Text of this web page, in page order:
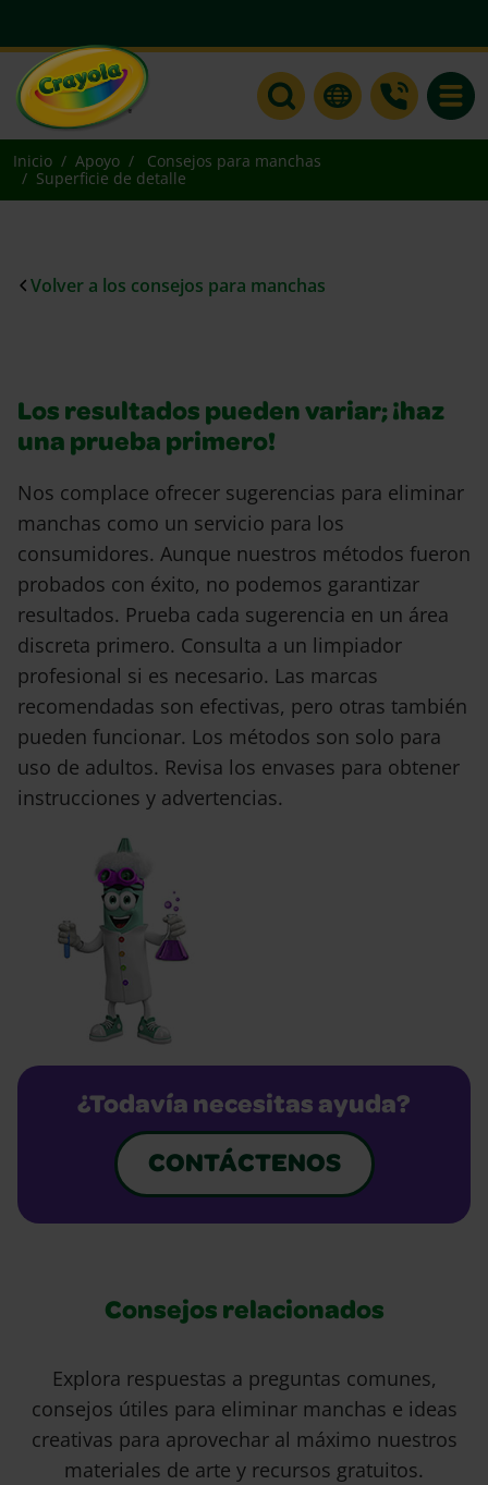
Inicio Apoyo
Consejos para manchas
Superficie de detalle
Volver a los consejos para manchas
Los resultados pueden variar; ¡haz
una prueba primero!
Nos complace ofrecer sugerencias para eliminar
manchas como un servicio para los
consumidores. Aunque nuestros métodos fueron
probados con éxito, no podemos garantizar
resultados. Prueba cada sugerencia en un área
discreta primero. Consulta a un limpiador
profesional si es necesario. Las marcas
recomendadas son efectivas, pero otras también
pueden funcionar. Los métodos son solo para
uso de adultos. Revisa los envases para obtener
instrucciones y advertencias.
¿Todavía necesitas ayuda?
CONTÁCTENOS
Consejos relacionados
Explora respuestas a preguntas comunes,
consejos útiles para eliminar manchas e ideas
creativas para aprovechar al máximo nuestros
materiales de arte y recursos gratuitos.